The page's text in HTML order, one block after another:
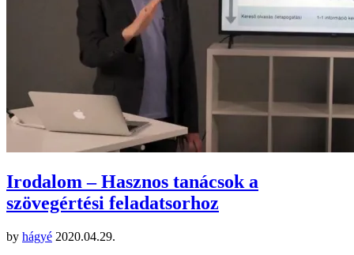
Irodalom – Hasznos tanácsok a
szövegértési feladatsorhoz
by hágyé 2020.04.29.